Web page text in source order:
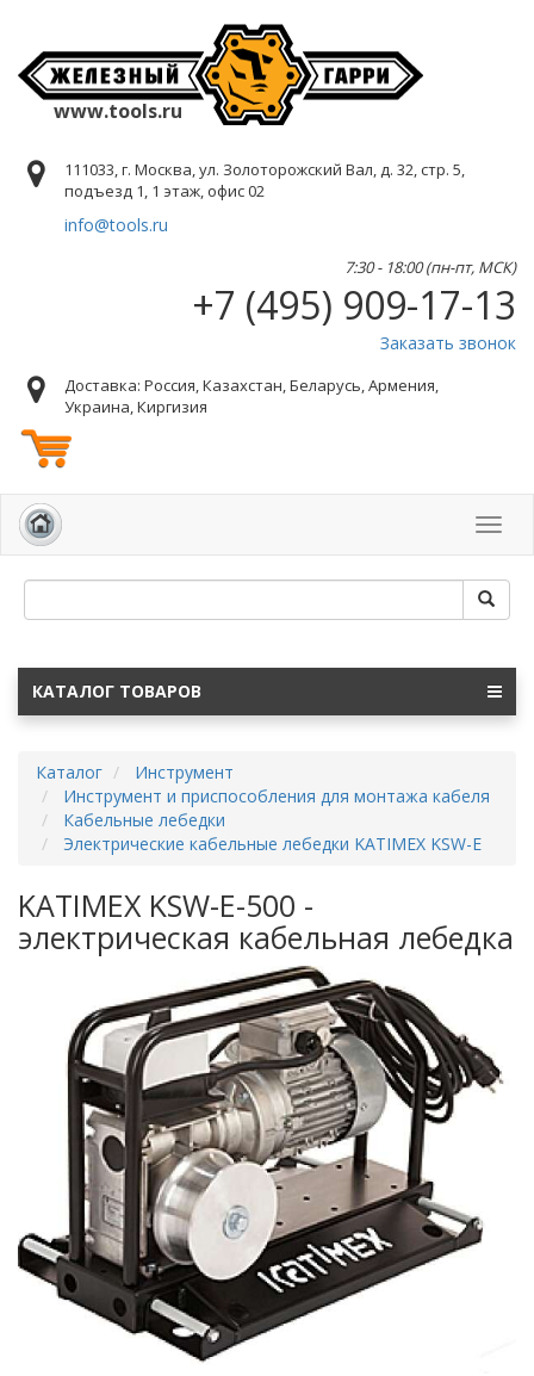
www.tools.ru
111033, г. Москва, ул. Золоторожский Вал, д. 32, стр. 5,
подъезд 1, 1 этаж, офис 02
info@tools.ru
7:30 - 18:00 (пн-пт, МСК)
+7 (495) 909-17-13
Заказать звонок
Доставка: Россия, Казахстан, Беларусь, Армения,
Украина, Киргизия
КАТАЛОГ ТОВАРОВ
Каталог
Инструмент
Инструмент и приспособления для монтажа кабеля
Кабельные лебедки
Электрические кабельные лебедки KATIMEX KSW-E
KATIMEX KSW-E-500 -
электрическая кабельная лебедка